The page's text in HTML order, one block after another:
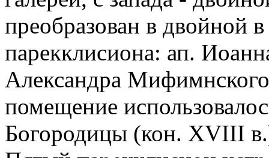
преобразован в двойной
парекклисиона: ап.
Александра
помещение
Богородицы (кон. XVIII